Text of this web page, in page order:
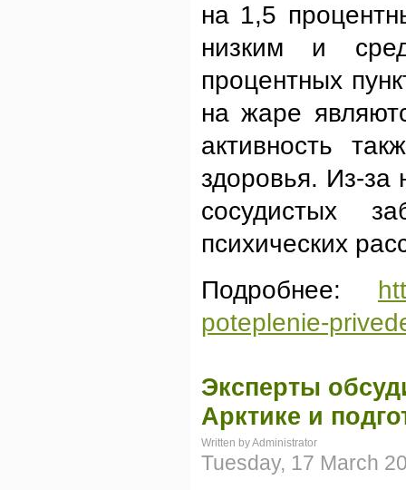
на 1,5
низким и
процентных
на жаре
активность
здоровья. Из-за
сосудистых
психических
Подробнее:
poteplenie-
Эксперты
Арктике и
Written by Administrator
Tuesday, 17 March